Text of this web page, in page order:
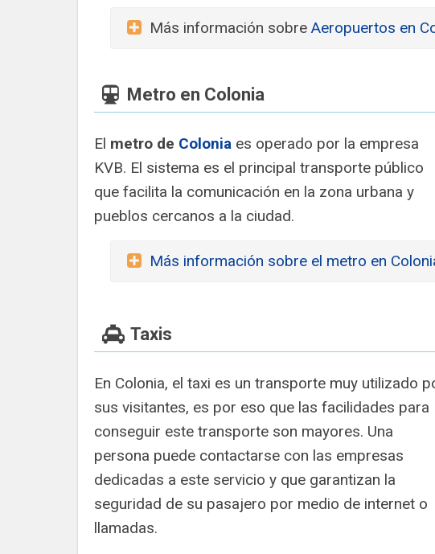
Más información sobre Aeropuertos en
Metro en Colonia
El metro de Colonia es operado por la empresa
KVB. El sistema es el principal transporte público
que facilita la comunicación en la zona urbana y
pueblos cercanos a la ciudad.
Más información sobre el metro en
Taxis
En Colonia, el taxi es un transporte muy utilizado
sus visitantes, es por eso que las facilidades para
conseguir este transporte son mayores. Una
persona puede contactarse con las empresas
dedicadas a este servicio y que garantizan la
seguridad de su pasajero por medio de internet o
llamadas.